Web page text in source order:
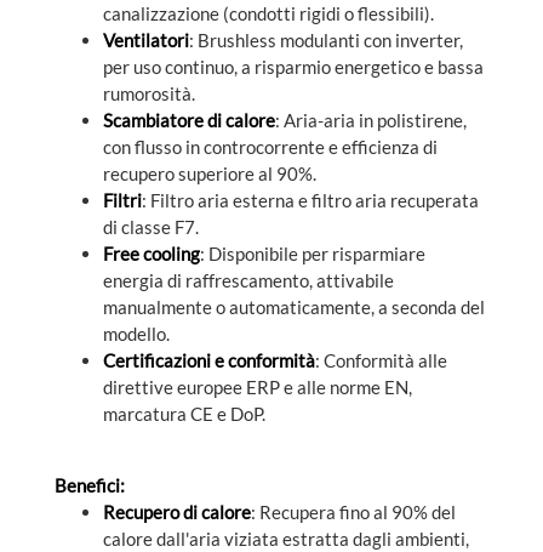
canalizzazione (condotti rigidi o flessibili).
Ventilatori: Brushless modulanti con inverter,
per uso continuo, a risparmio energetico e bassa
rumorosità.
Scambiatore di calore: Aria-aria in polistirene,
con flusso in controcorrente e efficienza di
recupero superiore al 90%.
Filtri: Filtro aria esterna e filtro aria recuperata
di classe F7.
Free cooling: Disponibile per risparmiare
energia di raffrescamento, attivabile
manualmente o automaticamente, a seconda del
modello.
Certificazioni e conformità: Conformità alle
direttive europee ERP e alle norme EN,
marcatura CE e DoP.
Benefici:
Recupero di calore: Recupera fino al 90% del
calore dall'aria viziata estratta dagli ambienti,